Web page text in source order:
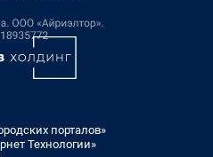
порталов»
Технологии»